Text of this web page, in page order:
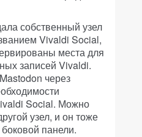
собственный узел
Vivaldi Social,
места для
записей Vivaldi.
через
Social. Можно
узел, и он тоже
панели.